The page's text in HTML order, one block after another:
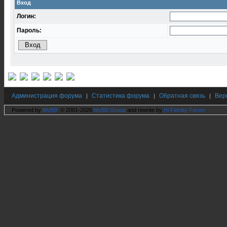
Вход
Логин:
Пароль:
Администрация форума | Статистика форума | Обратная связь |
Powered by MyBB , © 2001-2026 MyBB Group and rewrite by Hi Fidelity Forum